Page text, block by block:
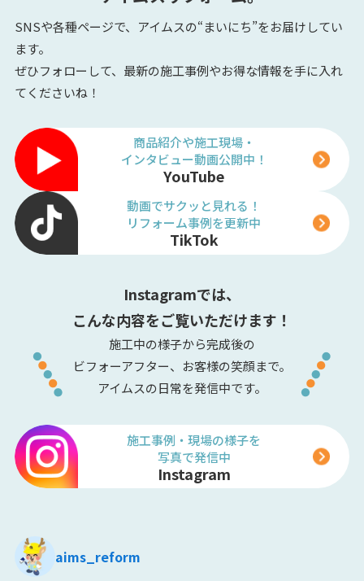
SNSや各種ページで、アイムスの“まいにち”をお届けしてい
ます。
ぜひフォローして、最新の施工事例やお得な情報を手に入れ
てくださいね！
商品紹介や施工現場・
インタビュー動画公開中！
YouTube
動画でサクッと見れる！
リフォーム事例を更新中
TikTok
Instagramでは、
こんな内容をご覧いただけます！
施工中の様子から完成後の
ビフォーアフター、お客様の笑顔まで。
アイムスの日常を発信中です。
施工事例・現場の様子を
写真で発信中
Instagram
aims_reform